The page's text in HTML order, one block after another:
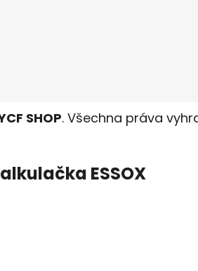
SHOP. Všechna práva
ESSOX